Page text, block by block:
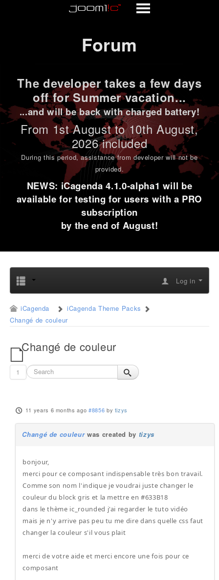
Forum
The developer takes a few days
off for Summer vacation...
...and will be back with charged battery!
From 1stAugust to 10th August,
2026 included
During this period,assistance from developer will not be
provided.
NEWS: iCagenda 4.1.0-alpha1 will be
available for testing for users with a PRO
subscription
by the end of August!
Log in
iCagenda
iCagenda Theme Packs
Changé de couleur
Changé de couleur
1
11 years 6 months ago #8856 by tizys
Changé de couleurwas created by tizys
bonjour,
merci pour ce composant indispensable très bon travail.
Comme son nom l'indique je voudrai juste changer le
couleur du block gris et la mettre en #633B18
dans le thème ic_rounded j'ai regarder le tuto vidéo
mais je n'y arrive pas peu tu me dire dans quelle css faut
changer la couleur s'il vous plait
merci de votre aide et merci encore une fois pour ce
composant